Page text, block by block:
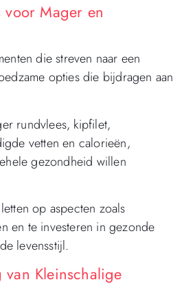
Mager en
die streven naar een
opties die bijdragen aan
rundvlees, kipfilet,
vetten en calorieën,
gezondheid willen
op aspecten zoals
en te investeren in gezonde
levensstijl.
Kleinschalige